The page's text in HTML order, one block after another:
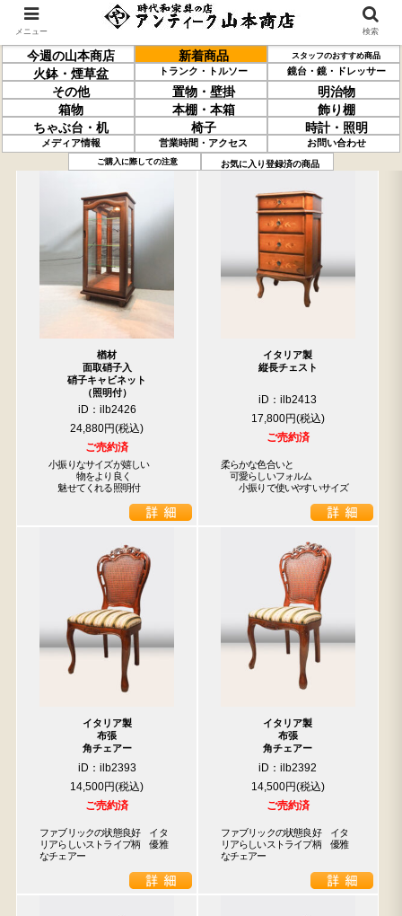
今週の山本商店 新着商品 スタッフのおすすめ商品
火鉢・煙草盆 トランク・トルソー 鏡台・鏡・ドレッサー
その他 置物・壁掛
明治物
箱物
本棚・本箱
飾り棚
ちゃぶ台・机
椅子 時計・照明
メディア情報 営業時間・アクセス お問い合わせ
ご購入に際しての注意 お気に入り登録済の商品
過去の取り扱い商品(4月24日分) 売約済の商品を非表示にする
楢材
面取硝子入
硝子キャビネット
（照明付）
iD：ilb2426
24,880円
ご売約済
小振りなサイズが嬉しい
物をより良く
魅せてくれる照明付
イタリア製
縦長チェスト
iD：ilb2413
17,800円
ご売約済
柔らかな色合いと
可愛らしいフォルム
小振りで使いやすいサイズ
イタリア製
布張
角チェアー
iD：ilb2393
14,500円
ご売約済
ファブリックの状態良好　イタ
リアらしいストライプ柄　優雅
なチェアー
イタリア製
布張
角チェアー
iD：ilb2392
14,500円
ご売約済
ファブリックの状態良好　イタ
リアらしいストライプ柄　優雅
なチェアー
メニュー 検索